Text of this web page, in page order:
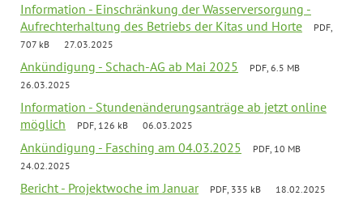
Information - Einschränkung der Wasserversorgung -
Aufrechterhaltung des Betriebs der Kitas und Horte
PDF,
707 kB
27.03.2025
Ankündigung - Schach-AG ab Mai 2025
PDF, 6.5 MB
26.03.2025
Information - Stundenänderungsanträge ab jetzt online
möglich
PDF, 126 kB 06.03.2025
Ankündigung - Fasching am 04.03.2025
PDF, 10 MB
24.02.2025
Bericht - Projektwoche im Januar PDF, 335 kB 18.02.2025